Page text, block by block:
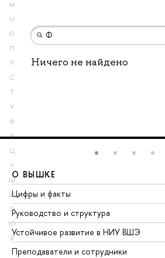
М
Н
О
П
Р
С
Т
У
Ф
Х
Ц
Ч
Ш
Щ
Э
Ю
Я
Ничего не найдено
О ВЫШКЕ
Цифры и факты
Руководство и структура
Устойчивое развитие в НИУ ВШЭ
Преподаватели и сотрудники